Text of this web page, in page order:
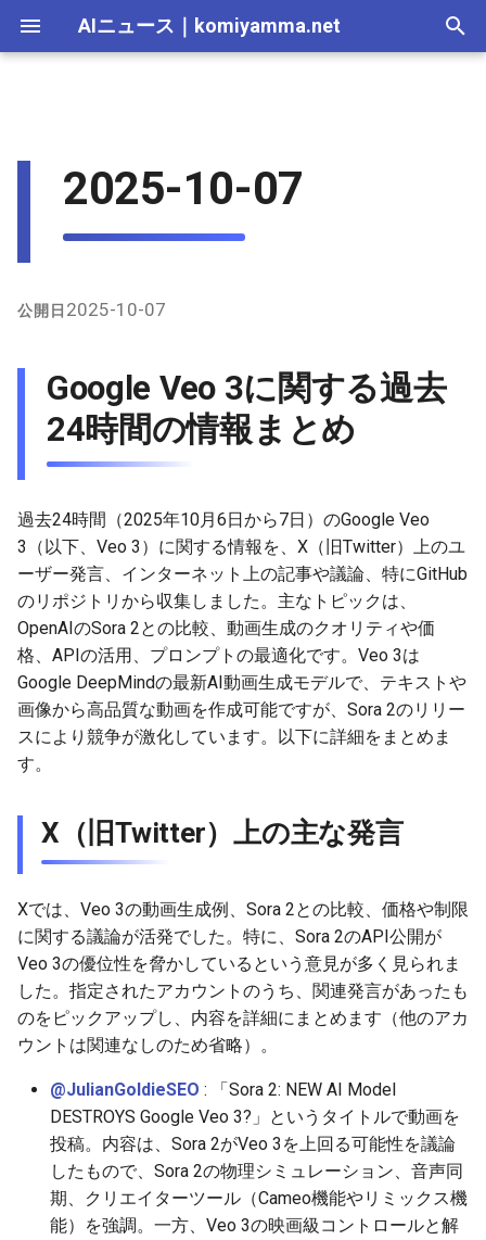
AIニュース komiyamma.net
a
l
s
e
a
r
h
2026-07-16
2026-07-12
2026-07-10
2026-07-09
2026-07-08
2026-07-07
2026-07-06
2026-07-04
2026-07-02
2026-07-01
2026-06-29
2026-06-28
2026-06-26
AI 総合｜2025年 2025-12-30
2025-12-26
2025-12-24
2025-12-23
2025-12-22
2025-12-21
2025-12-20
2025-12-18
2025-12-16
2025-12-15
2025-12-13
2025-12-12
2025-12-11
2026-07-16
2026-07-12
2026-07-10
2026-07-09
2026-07-08
2026-07-07
2026-07-06
2026-07-04
2026-07-02
2026-07-01
2026-06-29
2026-06-28
2026-06-26
生成AI｜2025年 2025-12-30
2025-12-26
2025-12-24
2025-12-23
2025-12-22
2025-12-21
2025-12-20
2025-12-18
2025-12-16
2025-12-15
2025-12-13
2025-12-12
2025-12-11
2026-07-05
2026-05-31
2026-05-17
2026-05-10
2026-05-03
2026-04-26
2026-04-19
2026-07-10
2026-06-12
2026-07-05
2026-06-07
2026-05-24
2026-05-17
2026-05-10
2026-05-03
2026-04-26
2026-04-12
2026-03-29
2026-03-22
2026-03-08
2026-03-01
2026-02-22
エディタ－｜2025年 2025-12-21
2025-11-30
2025-11-16
2025-11-09
2025-11-02
2025-10-26
2025-10-19
2025-10-05
2025-09-28
2025-09-24
2025-09-19
2026-07-05
2026-06-07
2026-05-24
2026-05-17
2026-05-10
2026-05-03
2026-04-26
2026-04-12
2026-03-29
2026-03-22
2026-03-08
2026-03-01
2026-02-22
2026-07-05
2026-06-07
2026-05-24
2026-05-17
2026-05-10
2026-05-03
2026-04-26
2026-04-12
2026-03-29
2026-03-22
2026-03-08
2026-03-01
2026-02-22
MCP｜2025年 2025-12-21
2025-11-23
2025-11-09
2025-11-02
2025-10-26
2025-10-19
2025-10-12
2025-10-04
2026-07-16
2026-07-12
2026-07-10
2026-07-09
2026-07-08
2026-07-07
2026-07-05
2026-07-03
2026-07-01
2026-06-30
2026-06-28
2026-06-26
2026-06-25
Nano Banana｜2025年 2025-12-30
2025-12-26
2025-12-24
2025-12-23
2025-12-22
2025-12-21
2025-12-20
2025-12-18
2025-12-16
2025-12-15
2025-12-13
2025-12-12
2025-12-11
2026-07-05
2026-06-07
2026-05-24
2026-05-17
2026-05-10
2026-05-03
2026-04-26
2026-04-12
2026-03-29
2026-03-22
2026-03-08
2026-03-01
2026-02-22
Adobe Firefly｜2025年 2025-12-21
2025-11-23
2025-11-09
2025-11-02
2025-10-26
2025-10-19
2025-10-12
2025-10-02
2025-09-23
2026-07-05
2026-06-14
2026-07-05
2026-06-07
2026-05-10
2026-05-03
2026-04-26
2026-04-19
2026-04-12
2026-04-05
2026-03-22
2026-03-15
2026-03-01
2026-02-22
2026-02-15
2026-07-16
2026-07-14
2026-07-12
2026-07-11
2026-07-09
2026-07-08
2026-07-07
2026-07-06
2026-07-05
2026-07-03
2026-07-01
2026-06-30
2026-06-28
2026-06-26
2026-06-25
2026-06-24
時間の情報まとめ
インターネット上/Githubの
2026-07-05
2026-06-07
2026-05-24
2026-05-17
2026-05-10
2026-05-03
2026-04-26
2026-04-12
2026-03-29
2026-03-22
2026-03-08
2026-03-01
2026-02-22
Suno｜2025年 2025-12-21
2026-07-15
2026-07-11
2026-07-09
2026-07-08
2026-07-07
2026-07-06
2026-07-05
2026-07-03
2026-07-01
2026-06-30
2026-06-28
2026-06-27
2026-06-26
2026-07-04
2026-06-10
2026-05-30
2026-05-23
2026-05-19
2026-05-18
2026-07-04
2026-06-06
2026-05-23
2026-05-19
2026-07-15
2026-07-11
2026-07-08
2026-07-07
2026-07-06
2026-07-05
2026-07-04
2026-07-01
2026-06-29
2026-06-28
2026-06-24
2026-06-23
2026-06-22
2026-07-05
2026-06-07
2026-05-24
2026-05-17
2026-05-10
2026-05-03
2026-04-26
2026-04-12
2026-03-30
2025-10-07
公開日 2025-10-07
Google Veo 3に関する過去
24時間の情報まとめ
過去24時間（2025年10月6日から7日）のGoogle Veo
3（以下、Veo 3）に関する情報を、X（旧Twitter）上のユ
ーザー発言、インターネット上の記事や議論、特にGitHub
のリポジトリから収集しました。主なトピックは、
OpenAIのSora 2との比較、動画生成のクオリティや価
格、APIの活用、プロンプトの最適化です。Veo 3は
Google DeepMindの最新AI動画生成モデルで、テキストや
画像から高品質な動画を作成可能ですが、Sora 2のリリー
スにより競争が激化しています。以下に詳細をまとめま
す。
X（旧Twitter）上の主な発言
Xでは、Veo 3の動画生成例、Sora 2との比較、価格や制限
に関する議論が活発でした。特に、Sora 2のAPI公開が
Veo 3の優位性を脅かしているという意見が多く見られま
した。指定されたアカウントのうち、関連発言があったも
のをピックアップし、内容を詳細にまとめます（他のアカ
ウントは関連なしのため省略）。
@JulianGoldieSEO : 「Sora 2: NEW AI Model
DESTROYS Google Veo 3?」というタイトルで動画を
投稿。内容は、Sora 2がVeo 3を上回る可能性を議論
したもので、Sora 2の物理シミュレーション、音声同
期、クリエイターツール（Cameo機能やリミックス機
能）を強調。一方、Veo 3の映画級コントロールと解